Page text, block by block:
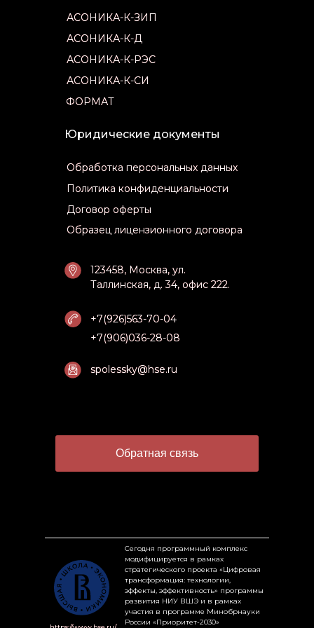
Обработка персональных данных
Политика конфиденциальности
Договор оферты
АСОНИКА-К-ЗИП
АСОНИКА-К-Д
АСОНИКА-К-РЭС
АСОНИКА-К-СИ
+7(906)036-28-08
+7(926)563-70-04
spolessky@hse.ru
123458, Москва, ул.
Таллинская, д. 34, офис 222.
Образец лицензионного договора
ФОРМАТ
Сегодня программный комплекс
модифицируется в рамках
стратегического проекта «Цифровая
трансформация: технологии,
эффекты, эффективность» программы
развития НИУ ВШЭ и в рамках
участия в программе Минобрнауки
России «Приоритет-2030»
Юридические документы
Обработка персональных данных
Политика конфиденциальности
Договор оферты
Обратная связь
АСОНИКА-К-ЗИП
АСОНИКА-К-Д
АСОНИКА-К-РЭС
+7(906)036-28-08
АСОНИКА-К-СИ
ФОРМАТ
+7(926)563-70-04
spolessky@hse.ru
123458, Москва, ул.
Таллинская, д. 34, офис 222.
Образец лицензионного договора